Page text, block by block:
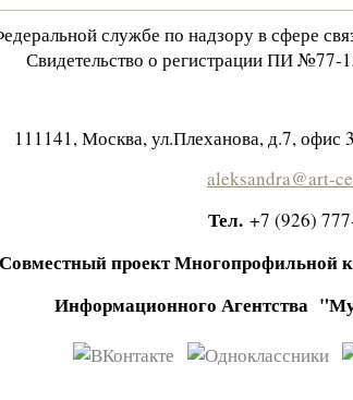
службе по надзору в сфере
Свидетельство о регистрации ПИ №77-
111141, Москва, ул.Плеханова, д.7, офис
aleksandra@art-
Тел. +7 (926)
Совместный проект
Информационного Агентства